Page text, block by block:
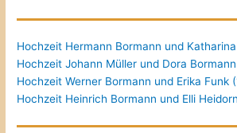
Hochzeit Hermann Bormann und
Hochzeit Johann Müller und Dora
Hochzeit Werner Bormann und Erika Funk
Hochzeit Heinrich Bormann und Elli